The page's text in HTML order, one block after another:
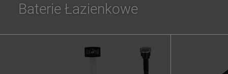
Baterie Łazienkowe